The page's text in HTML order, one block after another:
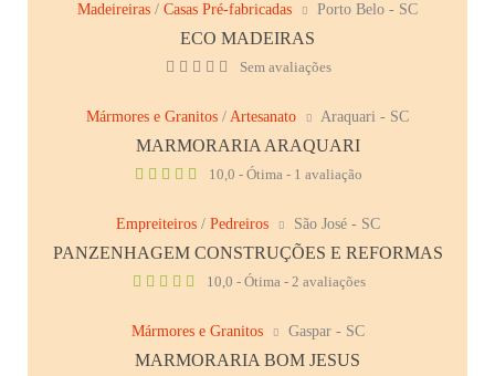
Madeireiras / Casas Pré-fabricadas Porto Belo - SC
ECO MADEIRAS
Sem avaliações
Mármores e Granitos / Artesanato Araquari - SC
MARMORARIA ARAQUARI
10,0 - Ótima - 1 avaliação
Empreiteiros/ Pedreiros São José - SC
PANZENHAGEM CONSTRUÇÕES E REFORMAS
10,0 - Ótima - 2 avaliações
Mármores e Granitos Gaspar - SC
MARMORARIA BOM JESUS